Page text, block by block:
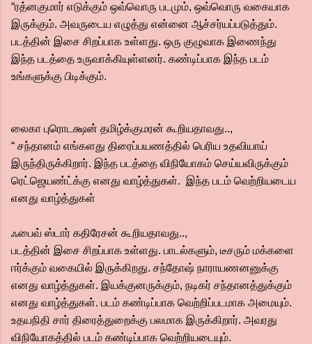
“ரத்னகுமார் எடுக்கும் ஒவ்வொரு படமும், ஒவ்வொரு வகையாக
இருக்கும். அவருடைய எழுத்து என்னை ஆச்சர்யப்படுத்தும்.
படத்தின் இசை சிறப்பாக உள்ளது. ஒரு குழுவாக இணைந்து
இந்த படத்தை உருவாக்கியுள்ளனர். கண்டிப்பாக இந்த படம்
உங்களுக்கு பிடிக்கும்.
லைகா புரொடக்ஷன் தமிழ்க்குமரன் கூறியதாவது..,
“ சந்தானம் எங்களது திரைப்பயணத்தில் பெரிய உதவியாய்
இருந்திருக்கிறார். இந்த படத்தை விநியோகம் செய்யவிருக்கும்
ரெட்ஜெயண்ட்க்கு எனது வாழ்த்துகள். இந்த படம் வெற்றியடைய
எனது வாழ்த்துகள்
ஃபைவ் ஸ்டார் கதிரேசன் கூறியதாவது..,
படத்தின் இசை சிறப்பாக உள்ளது. பாடல்களும், டீசரும் மக்களை
ஈர்க்கும் வகையில் இருக்கிறது. சந்தோஷ் நாராயணனனுக்கு
எனது வாழ்த்துகள். இயக்குனருக்கும், நடிகர் சந்தானத்துக்கும்
எனது வாழ்த்துகள். படம் கண்டிப்பாக வெற்றிப்படமாக அமையும்.
உதயநிதி சார் திரைத்துறைக்கு பலமாக இருக்கிறார். அவரது
விநியோகத்தில் படம் கண்டிப்பாக வெற்றியடையும்.